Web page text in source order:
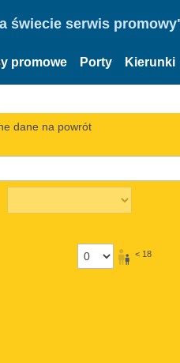
świecie serwis
promowe Porty Kierunki
dane na powrót
< 18